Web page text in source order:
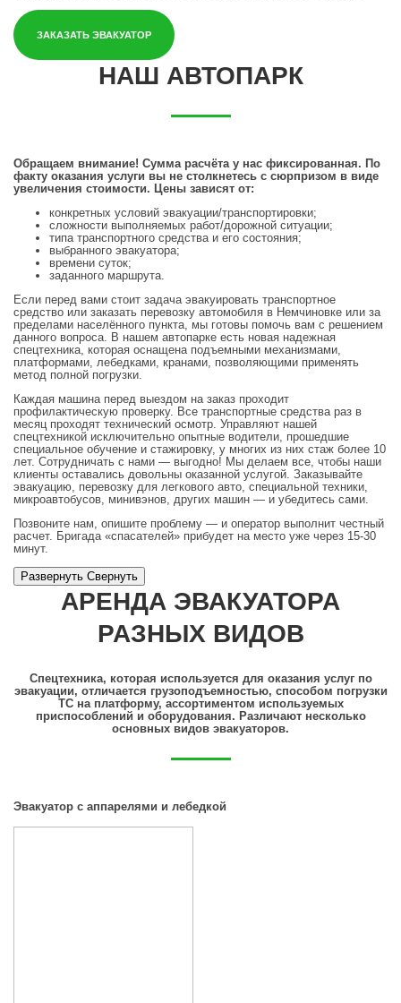
ЗАКАЗАТЬ ЭВАКУАТОР
НАШ АВТОПАРК
Обращаем внимание! Сумма расчёта у нас фиксированная. По
факту оказания услуги вы не столкнетесь с сюрпризом в виде
увеличения стоимости. Цены зависят от:
конкретных условий эвакуации/транспортировки;
сложности выполняемых работ/дорожной ситуации;
типа транспортного средства и его состояния;
выбранного эвакуатора;
времени суток;
заданного маршрута.
Если перед вами стоит задача эвакуировать транспортное
средство или заказать перевозку автомобиля в Немчиновке или за
пределами населённого пункта, мы готовы помочь вам с решением
данного вопроса. В нашем автопарке есть новая надежная
спецтехника, которая оснащена подъемными механизмами,
платформами, лебедками, кранами, позволяющими применять
метод полной погрузки.
Каждая машина перед выездом на заказ проходит
профилактическую проверку. Все транспортные средства раз в
месяц проходят технический осмотр. Управляют нашей
спецтехникой исключительно опытные водители, прошедшие
специальное обучение и стажировку, у многих из них стаж более 10
лет. Сотрудничать с нами — выгодно! Мы делаем все, чтобы наши
клиенты оставались довольны оказанной услугой. Заказывайте
эвакуацию, перевозку для легкового авто, специальной техники,
микроавтобусов, минивэнов, других машин — и убедитесь сами.
Позвоните нам, опишите проблему — и оператор выполнит честный
расчет. Бригада «спасателей» прибудет на место уже через 15-30
минут.
Развернуть Cвернуть
АРЕНДА ЭВАКУАТОРА
РАЗНЫХ ВИДОВ
Спецтехника, которая используется для оказания услуг по
эвакуации, отличается грузоподъемностью, способом погрузки
ТС на платформу, ассортиментом используемых
приспособлений и оборудования. Различают несколько
основных видов эвакуаторов.
Эвакуатор с аппарелями и лебедкой